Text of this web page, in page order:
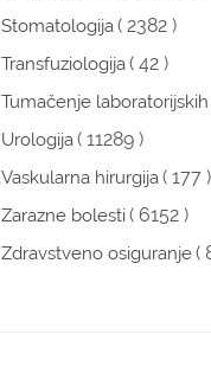
Stomatologija( 2382 )
Transfuziologija( 42 )
Tumačenje
Urologija( 11289 )
Vaskularna hirurgija( 177 )
Zarazne bolesti( 6152 )
Zdravstveno osiguranje(